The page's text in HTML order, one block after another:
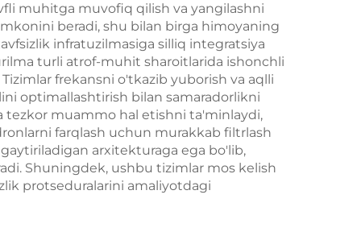
muhitga muvofiq qilish va yangilashni
beradi, shu bilan birga himoyaning
infratuzilmasiga silliq integratsiya
turli atrof-muhit sharoitlarida ishonchli
frekansni o'tkazib yuborish va aqlli
optimallashtirish bilan samaradorlikni
tezkor muammo hal etishni ta'minlaydi,
farqlash uchun murakkab filtrlash
arxitekturaga ega bo'lib,
Shuningdek, ushbu tizimlar mos kelish
protseduralarini amaliyotdagi